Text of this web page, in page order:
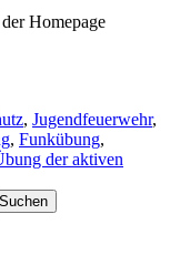
Homepage
, Jugendfeuerwehr,
, Funkübung,
der aktiven